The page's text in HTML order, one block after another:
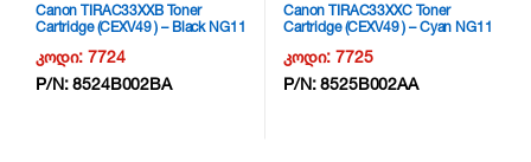
Canon TIRAC33XXB Toner
Cartridge (CEXV49 ) – Black NG11
კოდი:7724
P/N:8524B002BA
Canon TIRAC33XXC Toner
Cartridge (CEXV49 ) – Cyan NG11
კოდი:7725
P/N:8525B002AA